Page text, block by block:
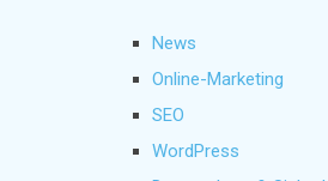
News
Online-Marketing
SEO
WordPress